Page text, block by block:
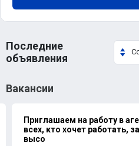
Последние
объявления
Вакансии
Приглашаем на работу в
всех, кто хочет работать,
высо